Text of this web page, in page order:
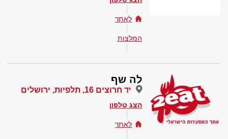
לאתר
המלצות
לה שף
יד חרוצים 16, תלפיות, ירושלים
הצג טלפון
לאתר